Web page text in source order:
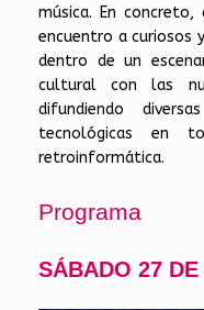
música. En
encuentro a curiosos
dentro de un
cultural con las
difundiendo
tecnológicas en
retroinformática.
Programa
SÁBADO 27